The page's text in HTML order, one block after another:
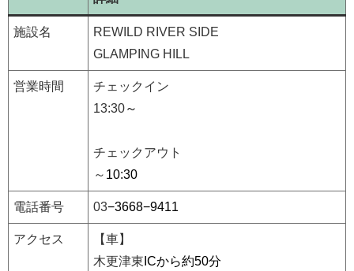
施設名
REWILD RIVER SIDE
GLAMPING HILL
営業時間
チェックイン
13:30～
チェックアウト
～ 10:30
電話番号 03−3668−9411
アクセス
【車】
木更津東 ICから約50分